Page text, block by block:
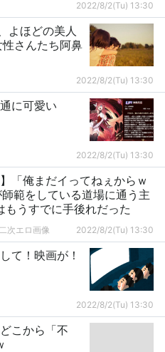
2022/8/2(Tu) 13:30
よほどの美人
さんたち阿鼻
2022/8/2(Tu) 13:30
に可愛い
2022/8/2(Tu) 13:30
「俺まだイってねぇからｗ
範をしている道場に通う主
もうすでに手後れだった
次エロ画像 2022/8/2(Tu) 13:30
て！映画が！
2022/8/2(Tu) 13:30
こから「不